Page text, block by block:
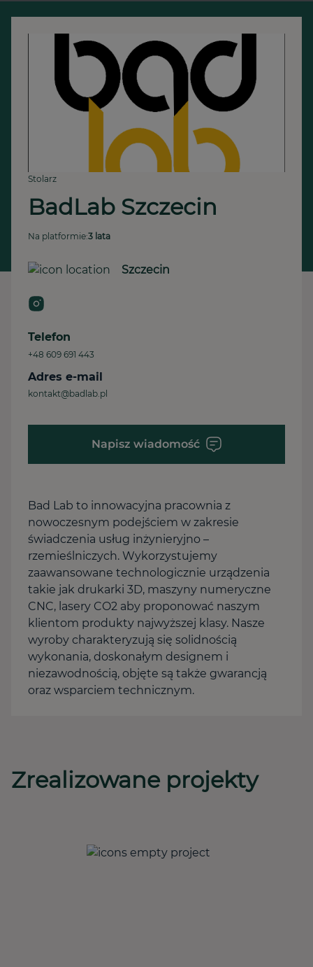
Stolarz
BadLab Szczecin
Na platformie:3 lata
Szczecin
Telefon
+48 609 691 443
Adres e-mail
kontakt@badlab.pl
Napisz wiadomość
Bad Lab to innowacyjna pracownia z
nowoczesnym podejściem w zakresie
świadczenia usług inżynieryjno –
rzemieślniczych. Wykorzystujemy
zaawansowane technologicznie urządzenia
takie jak drukarki 3D, maszyny numeryczne
CNC, lasery CO2 aby proponować naszym
klientom produkty najwyższej klasy. Nasze
wyroby charakteryzują się solidnością
wykonania, doskonałym designem i
niezawodnością, objęte są także gwarancją
oraz wsparciem technicznym.
Zrealizowane projekty